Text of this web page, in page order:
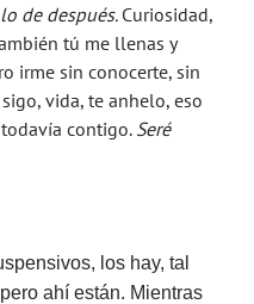
de después. Curiosidad,
tú me llenas y
irme sin conocerte, sin
vida, te anhelo, eso
contigo. Seré
los hay, tal
ahí están. Mientras